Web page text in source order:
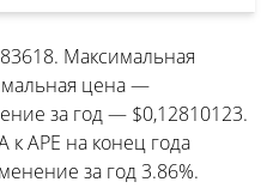
Максимальная
цена —
за год — $0,12810123.
APE на конец года
за год 3.86%.